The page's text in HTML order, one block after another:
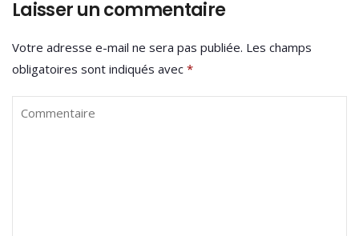
Laisser un commentaire
Votre adresse e-mail ne sera pas publiée. Les champs
obligatoires sont indiqués avec *